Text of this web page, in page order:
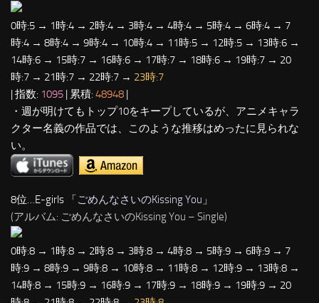
0時:5 → 1時:4 → 2時:4 → 3時:4 → 4時:4 → 5時:4 → 6時:4 → 7
時:4 → 8時:4 → 9時:4 → 10時:4 → 11時:5 → 12時:5 → 13時:6 →
14時:6 → 15時:7 → 16時:6 → 17時:7 → 18時:6 → 19時:7 → 20
時:7 → 21時:7 → 22時:7 → 23時:7
| 指数: 1095 | 累積: 48948 |
・週が明けてもトップ10をキープしているが、アニメキャラ
クター名義の作品では、このような推移はめったに見られな
い。
8位…E-girls 「ごめんなさいのKissing You 」
(アルバム: ごめんなさいのKissing You – Single)
0時:8 → 1時:8 → 2時:8 → 3時:8 → 4時:8 → 5時:9 → 6時:9 → 7
時:9 → 8時:9 → 9時:8 → 10時:8 → 11時:8 → 12時:9 → 13時:8 →
14時:8 → 15時:9 → 16時:9 → 17時:9 → 18時:9 → 19時:9 → 20